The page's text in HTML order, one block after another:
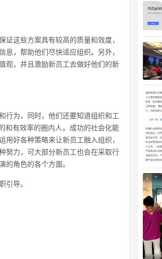
这些方案具有较高的质量和效度，
，帮助他们尽快适应组织。另外，
观，并且激励新员工去做好他们的新
行为，同时，他们还要知道组织和工
和有效率的圈内人。成功的社会化能
好各种策略来让新员工融入组织，
努力，可大部分新员工也会在采取行
的角色的各个方面。
引导。